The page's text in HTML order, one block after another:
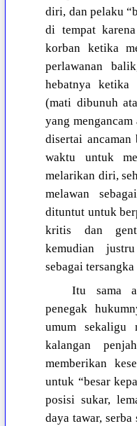
diri, dan pelaku
di tempat
korban ketika
perlawanan
hebatnya
(mati dibunuh
yang
disertai ancaman
waktu untuk
melarikan diri,
melawan
dituntut untuk
kritis dan
kemudian
sebagai
Itu sama
penegak
umum sekaligu
kalangan
memberikan
untuk “besar
posisi sukar,
daya tawar,